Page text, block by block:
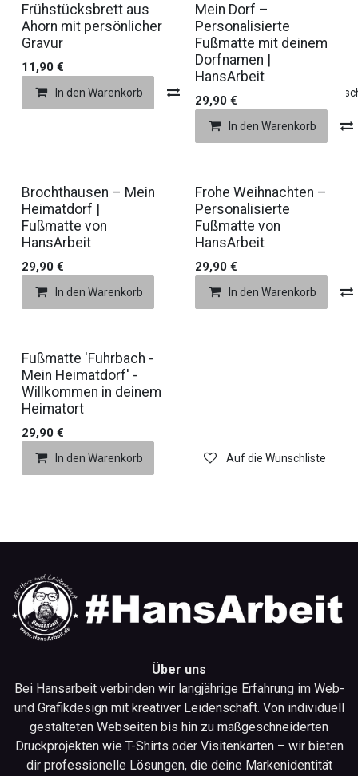
Frühstücksbrett aus
Ahorn mit persönlicher
Gravur
11,90 €
In den Warenkorb Auf die
Mein Dorf –
Personalisierte
Fußmatte mit deinem
Dorfnamen |
HansArbeit
29,90€
In den Warenkorb
Brochthausen – Mein
Heimatdorf |
Fußmatte von
HansArbeit
29,90 €
In den Warenkorb Auf die Wunschliste
Frohe Weihnachten –
Personalisierte
Fußmatte von
HansArbeit
29,90€
In den Warenkorb
Fußmatte 'Fuhrbach -
Mein Heimatdorf' -
Willkommen in deinem
Heimatort
29,90 €
In den Warenkorb Auf die Wunschliste
Über uns
Bei Hansarbeit verbinden wir langjährige Erfahrung im Web-
und Grafikdesign mit kreativer Leidenschaft. Von individuell
gestalteten Webseiten bis hin zu maßgeschneiderten
Druckprojekten wie T-Shirts oder Visitenkarten – wir bieten
dir professionelle Lösungen, die deine Markenidentität